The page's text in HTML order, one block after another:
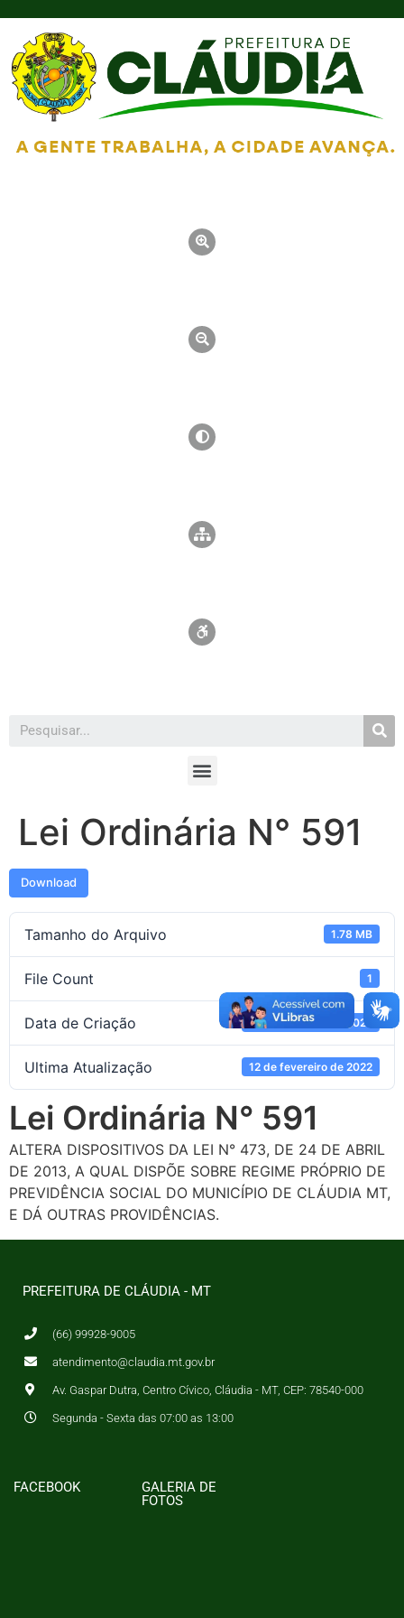
Lei Ordinária N° 591
Download
Tamanho do Arquivo 1.78 MB
File Count 1
Data de Criação 12 de fevereiro de 2022
Ultima Atualização 12 de fevereiro de 2022
Lei Ordinária N° 591
ALTERA DISPOSITIVOS DA LEI N° 473, DE 24 DE ABRIL
DE 2013, A QUAL DISPÕE SOBRE REGIME PRÓPRIO DE
PREVIDÊNCIA SOCIAL DO MUNICÍPIO DE CLÁUDIA MT,
E DÁ OUTRAS PROVIDÊNCIAS.
PREFEITURA DE CLÁUDIA - MT
(66) 99928-9005
atendimento@claudia.mt.gov.br
Av. Gaspar Dutra, Centro Cívico, Cláudia - MT, CEP: 78540-000
Segunda - Sexta das 07:00 as 13:00
FACEBOOK
GALERIA DE
FOTOS